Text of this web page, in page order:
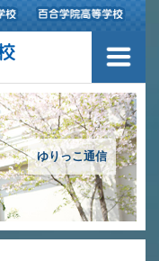
ゆりっこ通信
さ・沿革
ップ
ス運行